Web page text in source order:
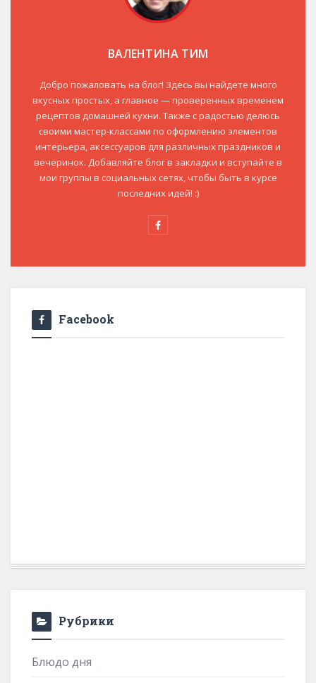
ВАЛЕНТИНА ТИМ
Добро пожаловать на блог! Здесь вы найдете много
вкусных простых, а главное — проверенных временем
рецептов домашней кухни. Также с радостью делюсь
своими мастер-классами по оформлению элементов
интерьера, аксессуаров для различных праздников и
вечеринок. Добавляйте блог в закладки и вступайте в
мои группы в социальных сетях, чтобы быть в курсе
последних идей! :)
Facebook
Рубрики
Блюдо дня